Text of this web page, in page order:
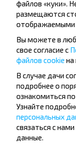
Минск
Вильнюс
Минск
Чаусы
Минск
Орша
файлов «куки».
размещаются
отображаемыми
Вы можете в
свое согласие с
файлов cookie на
В случае дачи
подробнее о
ознакомиться
Узнайте
персональных
связаться с
данные.